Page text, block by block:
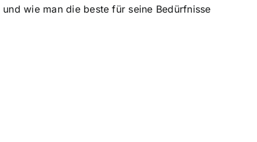
wie man die beste für seine Bedürfnisse